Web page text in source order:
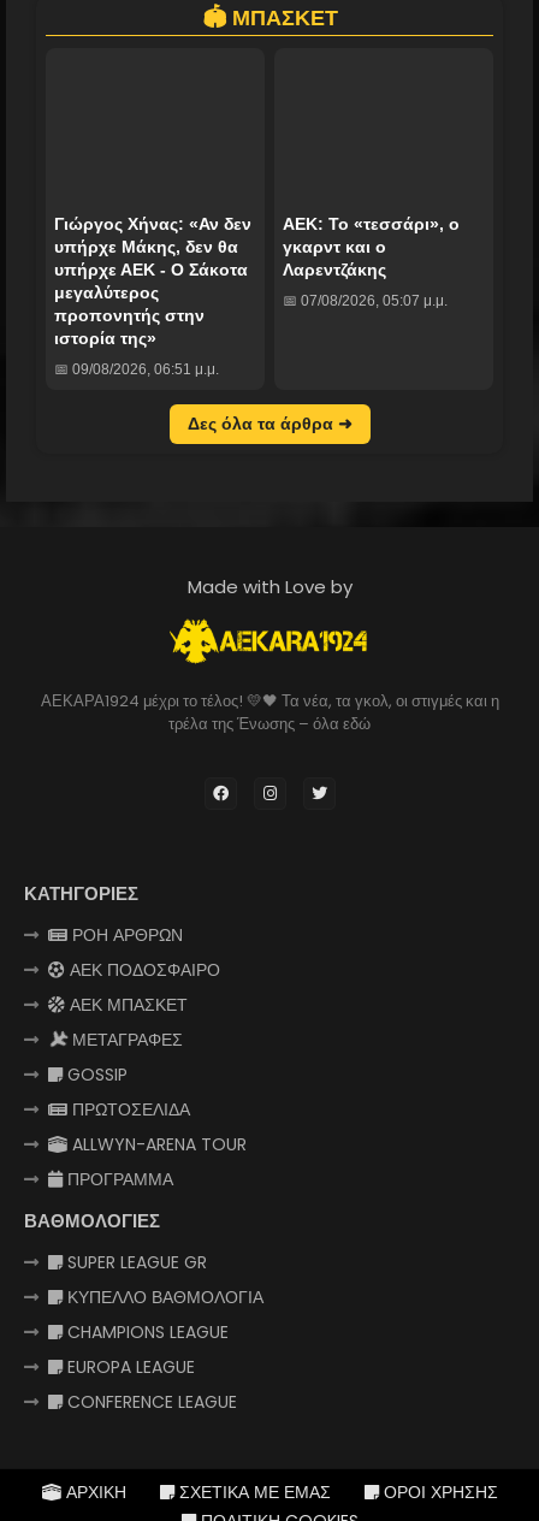
🏟️ ΜΠΑΣΚΕΤ
Γιώργος Χήνας: «Αν δεν
υπήρχε Μάκης, δεν θα
υπήρχε ΑΕΚ - Ο Σάκοτα
μεγαλύτερος
προπονητής στην
ιστορία της»
📅 09/08/2026, 06:51 μ.μ.
ΑΕΚ: Το «τεσσάρι», ο
γκαρντ και ο
Λαρεντζάκης
📅 07/08/2026, 05:07 μ.μ.
Δες όλα τα άρθρα ➜
Made with Love by
ΑΕΚΑΡΑ1924 μέχρι το τέλος! 💛🖤 Τα νέα, τα γκολ, οι στιγμές και η
τρέλα της Ένωσης – όλα εδώ
ΚΑΤΗΓΟΡΙΕΣ
ΡΟΗ ΑΡΘΡΩΝ
ΑΕΚ ΠΟΔΟΣΦΑΙΡΟ
ΑΕΚ ΜΠΑΣΚΕΤ
ΜΕΤΑΓΡΑΦΕΣ
GOSSIP
ΠΡΩΤΟΣΕΛΙΔΑ
ALLWYN-ARENA TOUR
ΠΡΟΓΡΑΜΜΑ
ΒΑΘΜΟΛΟΓΙΕΣ
SUPER LEAGUE GR
ΚΥΠΕΛΛΟ ΒΑΘΜΟΛΟΓΙΑ
CHAMPIONS LEAGUE
EUROPA LEAGUE
CONFERENCE LEAGUE
ΑΡΧΙΚΗ ΣΧΕΤΙΚΑ ΜΕ ΕΜΑΣ
ΟΡΟΙ ΧΡΗΣΗΣ